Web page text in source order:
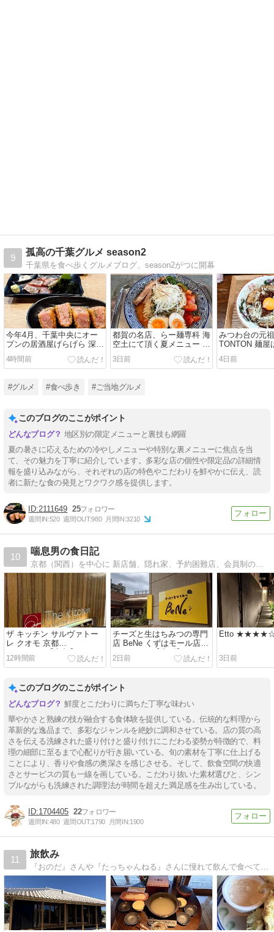
9
孤高の千葉グルメ season2
千葉県を食べ歩くグルメブログ、season2がつに開幕
今年4月、千葉中央にオー
プンの居酒屋げらげら 深夜
2時まで営業も嬉しいお気
に入り店
4時間前
都賀の名店、らー麺専科 海
空土にて頂く夏メニュー ウ
マ辛スープの冷やし味噌を
堪能
3日前
みつわ台の元
TONTON 麺
コラボメニュ
そば
4日前
#グルメ #食べ歩き #ご当地グルメ
このブログのここがポイント
地区別の限定メニューと裏技も網羅
夏の暑さに応えるための冷やしメニューや特別な裏メニューに焦点を当
て、その魅力を丁寧に紹介しています。多彩な店の個性や限定品の詳細情
報を盛り込みながら、それぞれの店の特色やこだわりを鮮やかに伝え、読
者に新たな食の発見とワクワク感を提供します。
2111649 25
週間IN:520 週間OUT:980 月間IN:3210
10
喘息男の食日記
京都（関西）を中心に 新店舗、隠れ家、予約困難店、会員制の店まで開拓しています。 辛口でリアルな感想をまとめているので お店選びの参考にして頂ければ幸いです。
ザ キッチン サルヴァトー
レ クオモ 京都
★★★★☆【京都】
12時間前
チーズと生はちみつの専門
店 BeNe くずはモール店
★★★☆☆【大阪】
2日前
Etto ★★★★☆
3日前
このブログのここがポイント
鮮度とこだわりに満ちた丁寧な味わい
華やかさと熟練の技が融合する食体験を提供している。伝統的な料理から
革新的な逸品まで、多彩なジャンルを絶妙に調和させている。店の質の高
さを伝える洗練された盛り付けと盛り付けにこだわる姿勢が特徴的で、料
理の細部に至るまで心配りが行き届いている。旬の素材を丁寧に仕上げる
ことにより、香りや食感の奥深さを感じさせる。そして、飲食空間の快適
さとサービスの質も一線を画している。こだわり抜いた素材選びと、シン
プルながらも洗練された調理法が時間を超えた満足感を生み出している。
1704405 22
週間IN:480 週間OUT:1790 月間IN:1900
11
旅飲み
『おのだ』さんや『たっちゃんねる』さんに憧れて飲んで食べて旅をする